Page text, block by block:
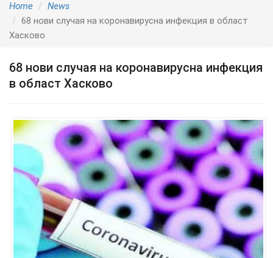
Home
News
68 нови случая на коронавирусна инфекция в област
Хасково
68 нови случая на коронавирусна инфекция
в област Хасково